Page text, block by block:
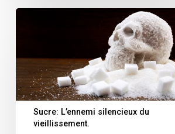
Sucre: L’ennemi silencieux du
vieillissement.